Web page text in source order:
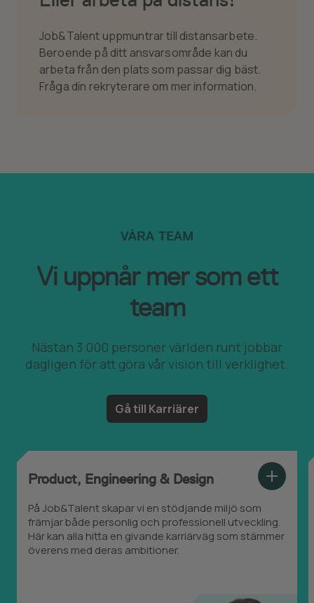
Job&Talent uppmuntrar till distansarbete.
Beroende på ditt ansvarsområde kan du
arbeta från den plats som passar dig bäst.
Fråga din rekryterare om mer information.
Vi uppnår mer som ett
team
VÅRA TEAM
Nästan 3 000 personer världen runt jobbar
dagligen för att göra vår vision till verklighet.
Gå till Karriärer
Product, Engineering & Design
På Job&Talent skapar vi en stödjande miljö som
främjar både personlig och professionell utveckling.
Här kan alla hitta en givande karriärväg som stämmer
överens med deras ambitioner.